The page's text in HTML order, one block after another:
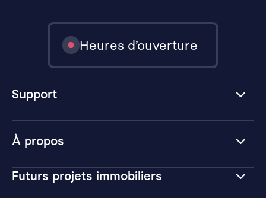
À propos
Futurs projets immobiliers
Heures d’ouverture
Support